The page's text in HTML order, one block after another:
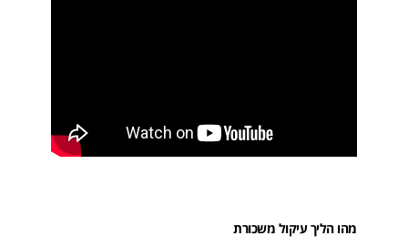
מהו הליך עיקול משכורת